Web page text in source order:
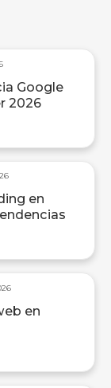
Google
2026
Redegal, agencia
en
Employer branding
en
Accesibilidad web